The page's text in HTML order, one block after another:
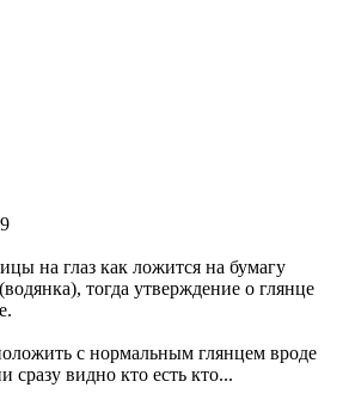
на глаз как ложится на бумагу
тогда утверждение о глянце
с нормальным глянцем вроде
сразу видно кто есть кто...